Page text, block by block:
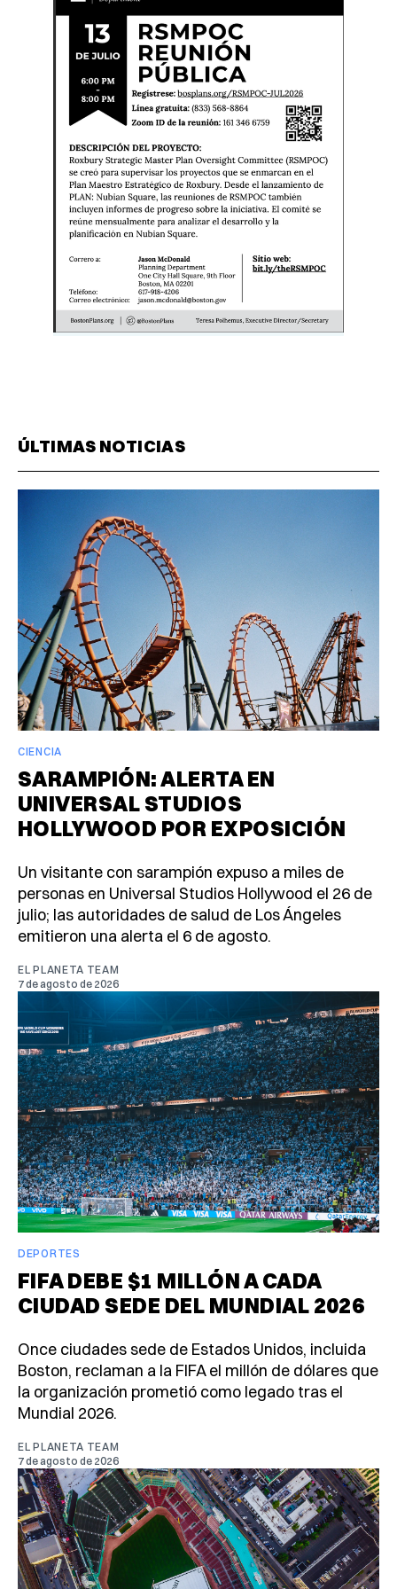
ÚLTIMAS NOTICIAS
CIENCIA
SARAMPIÓN: ALERTA EN
UNIVERSAL STUDIOS
HOLLYWOOD POR EXPOSICIÓN
Un visitante con sarampión expuso a miles de
personas en Universal Studios Hollywood el 26 de
julio; las autoridades de salud de Los Ángeles
emitieron una alerta el 6 de agosto.
EL PLANETA TEAM
7 de agosto de 2026
DEPORTES
FIFA DEBE $1 MILLÓN A CADA
CIUDAD SEDE DEL MUNDIAL 2026
Once ciudades sede de Estados Unidos, incluida
Boston, reclaman a la FIFA el millón de dólares que
la organización prometió como legado tras el
Mundial 2026.
EL PLANETA TEAM
7 de agosto de 2026